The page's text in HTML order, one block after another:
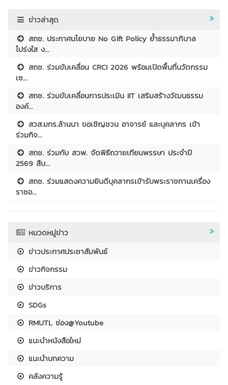
ข่าวล่าสุด
สถช. ประกาศนโยบาย No Gift Policy ย้ำธรรมาภิบาล
โปร่งใส ง...
สถช. ร่วมขับเคลื่อน CRCI 2026 พร้อมเปิดพื้นที่นวัตกรรม
เซ...
สถช. ร่วมขับเคลื่อนการประเมิน IIT เสริมสร้างวัฒนธรรม
องค์...
สวส.มทร.ล้านนา ขอเชิญชวน อาจารย์ และบุคลากร เข้า
ร่วมกิจ...
สถช. ร่วมกับ สวพ. จัดพิธีถวายเทียนพรรษา ประจำปี
2569 สืบ...
สถช. ร่วมแสดงความยินดีบุคลากรเข้ารับพระราชทานเครื่อง
ราชอ...
หมวดหมู่ข่าว
ข่าวประกาศประชาสัมพันธ์
ข่าวกิจกรรม
ข่าวบริการ
SDGs
RMUTL ช่อง@Youtube
แนะนำหนังสือใหม่
แนะนำบทความ
คลังความรู้